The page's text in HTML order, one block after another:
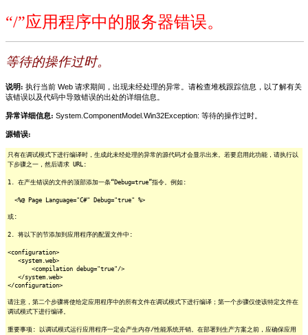
“/”应用程序中的服务器错误。
等待的操作过时。
说明: 执行当前 Web 请求期间，出现未经处理的异常。请检查堆栈跟踪信息，以了解有关
该错误以及代码中导致错误的出处的详细信息。
异常详细信息: System.ComponentModel.Win32Exception: 等待的操作过时。
源错误:
只有在调试模式下进行编译时，生成此未经处理的异常的源代码才会显示出来。若要启用此功能，请执行以
下步骤之一，然后请求 URL:
1. 在产生错误的文件的顶部添加一条“Debug=true”指令。例如:
<%@ Page Language="C#" Debug="true" %>
或:
2. 将以下的节添加到应用程序的配置文件中:
<configuration>
<system.web>
<compilation debug="true"/>
</system.web>
</configuration>
请注意，第二个步骤将使给定应用程序中的所有文件在调试模式下进行编译；第一个步骤仅使该特定文件在
调试模式下进行编译。
重要事项: 以调试模式运行应用程序一定会产生内存/性能系统开销。在部署到生产方案之前，应确保应用